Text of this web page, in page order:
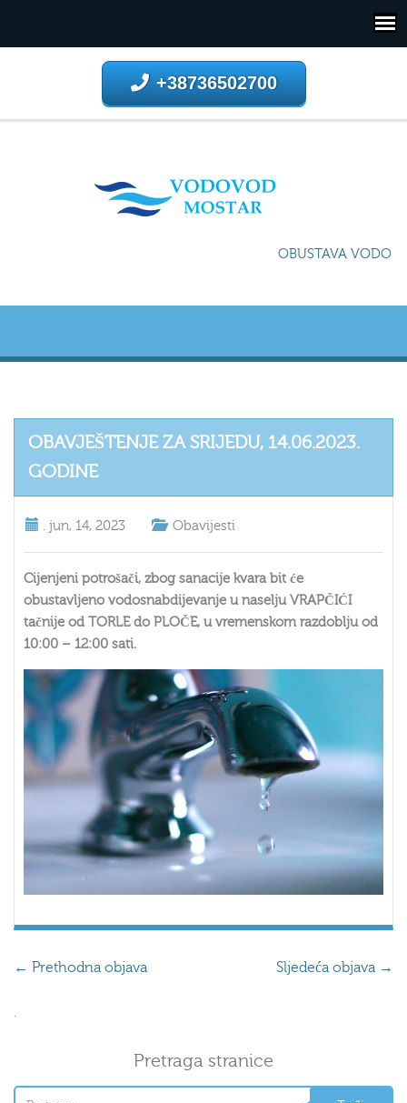
+38736502700
OBUSTAVA
OBAVJEŠTENJE ZA SRIJEDU, 14.06.2023.
GODINE
. jun, 14, 2023 Obavijesti
Cijenjeni potrošači, zbog sanacije kvara bit će
obustavljeno vodosnabdijevanje u naselju VRAPČIĆI
tačnije od TORLE do PLOČE, u vremenskom razdoblju od
10:00 – 12:00 sati.
← Prethodna objava Sljedeća objava →
.
Pretraga stranice